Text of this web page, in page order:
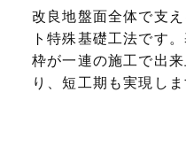
改良地盤面全体で支
ト特殊基礎工法です
枠が一連の施工で出
り、短工期も実現しま